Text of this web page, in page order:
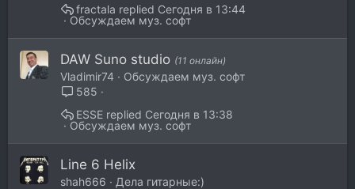
Обсуждаем муз. софт
Сегодня в 13:44
fractala
DAW Suno studio (11 онлайн)
Vladimir74
Обсуждаем муз. софт
585
Обсуждаем муз. софт
Сегодня в 13:38
ESSE
Line 6 Helix
shah666
Дела гитарные:)